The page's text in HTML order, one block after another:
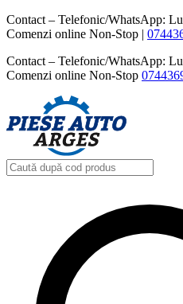
Contact – Telefonic/WhatsApp:
Comenzi online Non-Stop |
Contact – Telefonic/WhatsApp:
Comenzi online Non-Stop